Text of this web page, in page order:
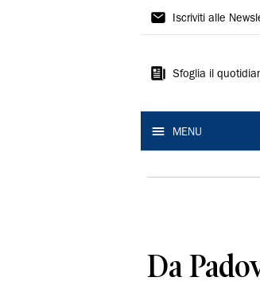
La
Ferrara
Iscriviti alle
Sfoglia il
MENU
Da